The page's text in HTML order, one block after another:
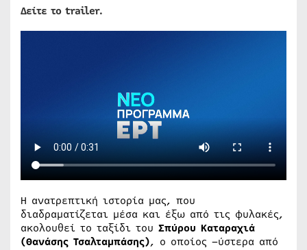
Δείτε το trailer.
Η ανατρεπτική ιστορία μας, που
διαδραματίζεται μέσα και έξω από τις φυλακές,
ακολουθεί το ταξίδι του Σπύρου Καταραχιά
(Θανάσης Τσαλταμπάσης), ο οποίος –ύστερα από